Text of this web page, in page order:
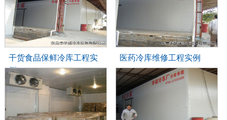
干货食品保鲜冷库工程实
例
医药冷库维修工程实例